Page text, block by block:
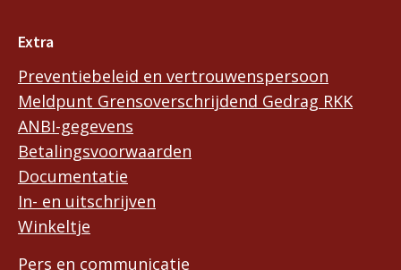
Extra
Preventiebeleid en vertrouwenspersoon
Meldpunt Grensoverschrijdend Gedrag RKK
ANBI-gegevens
Betalingsvoorwaarden
Documentatie
In- en uitschrijven
Winkeltje
Pers en communicatie